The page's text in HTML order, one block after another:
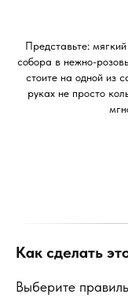
Представьте:
собора в нежно-
стоите на одной из
руках не просто
Как сделать
Выберите